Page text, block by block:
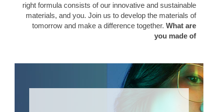
right formula consists of our innovative and sustainable
materials, and you. Join us to develop the materials of
tomorrow and make a difference together. What are
you made of